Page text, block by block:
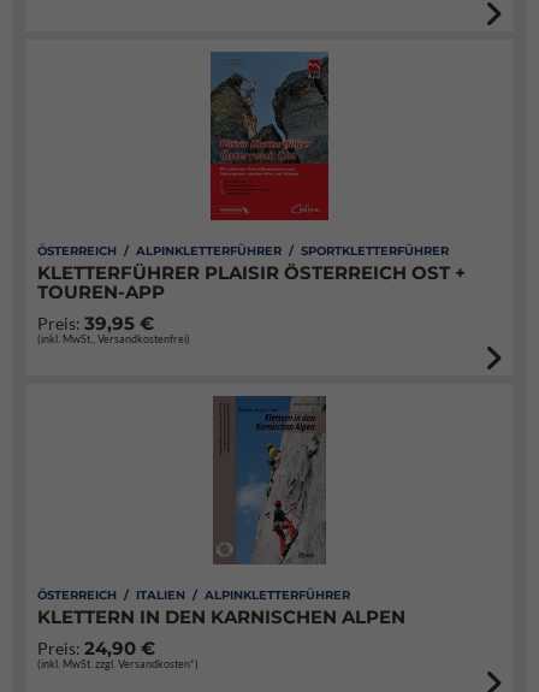
ÖSTERREICH / ALPINKLETTERFÜHRER / SPORTKLETTERFÜHRER
KLETTERFÜHRER PLAISIR ÖSTERREICH OST +
TOUREN-APP
Preis: 39,95 €
(inkl. MwSt., Versandkostenfrei)
ÖSTERREICH / ITALIEN / ALPINKLETTERFÜHRER
KLETTERN IN DEN KARNISCHEN ALPEN
Preis: 24,90 €
(inkl. MwSt. zzgl. Versandkosten*)